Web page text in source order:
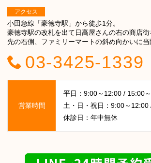
アクセス
小田急線「豪徳寺駅」から徒歩1分。
豪徳寺駅の改札を出て日高屋さんの右の商店
先の右側、ファミリーマートの斜め向かいに当
03-3425-1339
営業時間
平日：9:00～12:00 / 15:00
土・日・祝日：9:00～
休診日：年中無休